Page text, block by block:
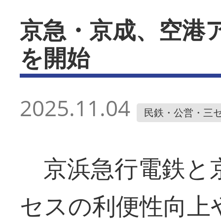
京急・京成、空港
を開始
2025.11.04 民鉄・公営・三
京浜急行電鉄と
セスの利便性向